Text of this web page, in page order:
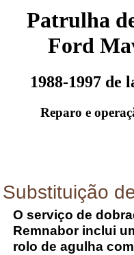
Patrulha
Ford
1988-1997 de
Reparo e
Substituição
O serviço de
Remnabor inclui
rolo de agulha